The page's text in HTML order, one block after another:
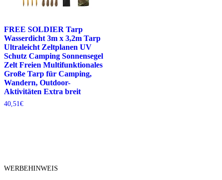
FREE SOLDIER Tarp
Wasserdicht 3m x 3,2m Tarp
Ultraleicht Zeltplanen UV
Schutz Camping Sonnensegel
Zelt Freien Multifunktionales
Große Tarp für Camping,
Wandern, Outdoor-
Aktivitäten Extra breit
40,51€
WERBEHINWEIS